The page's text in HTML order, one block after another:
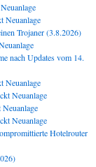
Neuanlage
Trojaner (3.8.2026)
nach Updates vom 14.
Neuanlage
Neuanlage
Neuanlage
Hotelrouter